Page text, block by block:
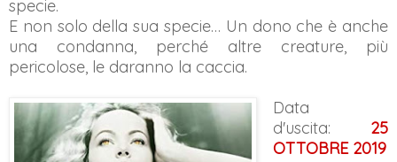
specie.
E non solo della sua specie… Un dono che è anche
una condanna, perché altre creature, più
pericolose, le daranno la caccia.
Data
d'uscita: 25
OTTOBRE 2019